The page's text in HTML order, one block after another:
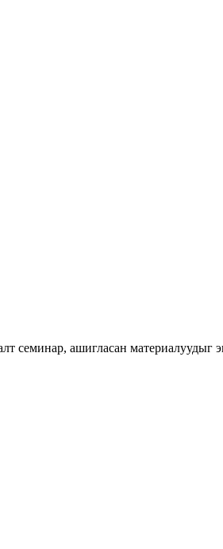
семинар, ашигласан материалуудыг